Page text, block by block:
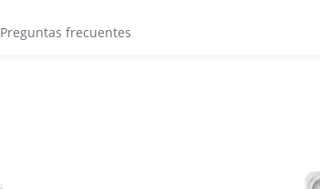
Preguntas frecuentes